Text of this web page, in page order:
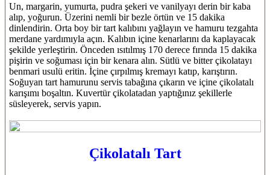
Un, margarin, yumurta, pudra şekeri ve vanilyayı derin bir kaba
alıp, yoğurun. Üzerini nemli bir bezle örtün ve 15 dakika
dinlendirin. Orta boy bir tart kalıbını yağlayın ve hamuru tezgahta
merdane yardımıyla açın. Kalıbın içine kenarlarını da kaplayacak
şekilde yerleştirin. Önceden ısıtılmış 170 derece fırında 15 dakika
pişirin ve soğuması için bir kenara alın. Sütlü ve bitter çikolatayı
benmari usulü eritin. İçine çırpılmış kremayı katıp, karıştırın.
Soğuyan tart hamurunu servis tabağına çıkarın ve içine çikolatalı
karışımı boşaltın. Kuvertür çikolatadan yaptığınız şekillerle
süsleyerek, servis yapın.
Çikolatalı Tart